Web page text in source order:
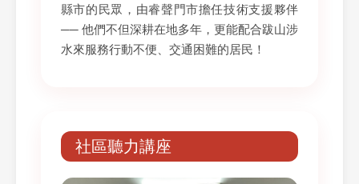
縣市的民眾，由睿聲門市擔任技術支援夥伴
── 他們不但深耕在地多年，更能配合跋山涉
水來服務行動不便、交通困難的居民！
社區聽力講座